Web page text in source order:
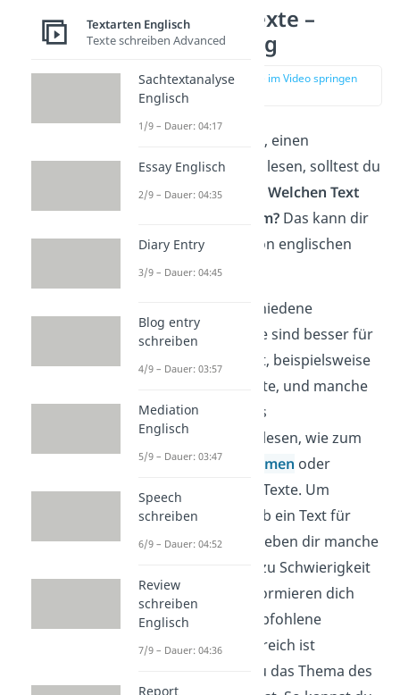
Englische Texte –
Vorbereitung
zur Stelle im Video springen
Bevor du anfängst, einen
englischen Text zu lesen, solltest du
zwei Dinge klären:Welchen Text
liest du und warum? Das kann dir
beim Verstehen von englischen
Texten helfen.
Es gibt viele verschiedene
Textarten.
Manche sind besser für
Anfänger geeignet, beispielsweise
eine Kurzgeschichte, und manche
solltest du eher als
Fortgeschrittener lesen, wie zum
Beispielältere Dramen oder
wissenschaftliche Texte. Um
herauszufinden, ob ein Text für
dich passend ist, geben dir manche
Verlage Hinweise zu Schwierigkeit
und Länge. Sie informieren dich
auch über das empfohlene
Sprachniveau. Hilfreich ist
ebenfalls, wenn du das Thema des
Textarten Englisch
Texte schreiben Advanced
Sachtextanalyse
Englisch
1/9 – Dauer: 04:17
Essay Englisch
2/9 – Dauer: 04:35
Diary Entry
3/9 – Dauer: 04:45
Blog entry
schreiben
4/9 – Dauer: 03:57
Mediation
Englisch
5/9 – Dauer: 03:47
Speech
schreiben
6/9 – Dauer: 04:52
Review
schreiben
Englisch
7/9 – Dauer: 04:36
Report